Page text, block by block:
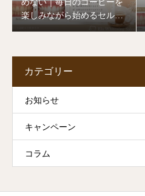
めない｜毎日のコーヒーを
楽しみながら始めるセルフ
カテゴリー
お知らせ
キャンペーン
コラム